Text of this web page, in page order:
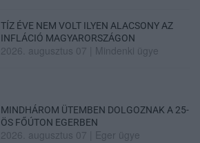
TÍZ ÉVE NEM VOLT ILYEN ALACSONY AZ
INFLÁCIÓ MAGYARORSZÁGON
2026. augusztus 07 Mindenki ügye
MINDHÁROM ÜTEMBEN DOLGOZNAK A 25-
ÖS FŐÚTON EGERBEN
2026. augusztus 07 Eger ügye